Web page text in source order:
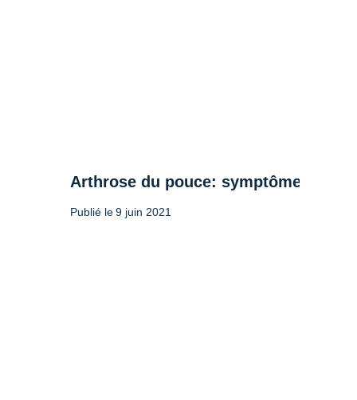
Arthrose du pouce: symptômes et
Publié le 9 juin 2021